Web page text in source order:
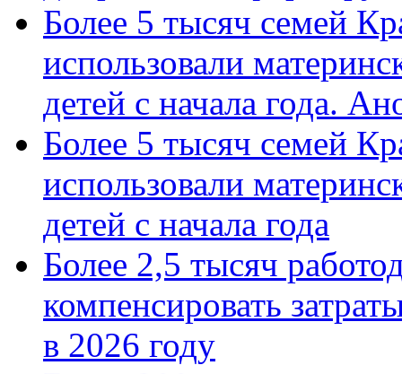
Более 5 тысяч семей
использовали
детей с начала года.
Более 5 тысяч семей
использовали
детей с начала года
Более 2,5 тысяч
компенсировать
в 2026 году